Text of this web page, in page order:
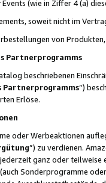
Events (wie in Ziffer 4 (a)
soweit nicht im
von
Partnerprogramms
beschriebenen
Partnerprogramms“)
Erlöse.
oder Werbeaktionen
”) zu verdienen.
ganz oder
Sonderprogramme